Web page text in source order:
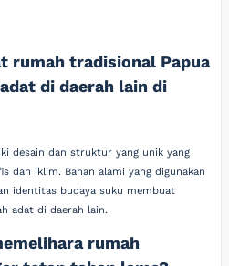
rumah tradisional Papua
di daerah lain di
desain dan struktur yang unik yang
dan iklim. Bahan alami yang digunakan
identitas budaya suku membuat
adat di daerah lain.
rumah